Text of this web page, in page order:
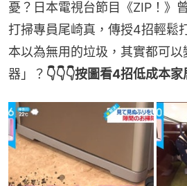
憂？日本電視台節目《ZIP！》
打掃專員尾崎真，傳授4招輕鬆
本以為無用的垃圾，其實都可以
器」？ 👇👇👇按圖看4招低成本家